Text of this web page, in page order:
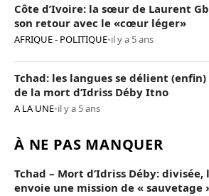
Côte d’Ivoire: la sœur de Laurent
son retour avec le «cœur léger»
AFRIQUE - POLITIQUE•il y a 5 ans
Tchad: les langues se délient
de la mort d’Idriss Déby Itno
A LA UNE•il y a 5 ans
À NE PAS MANQUER
Tchad – Mort d’Idriss Déby: divisée,
envoie une mission de « sauvetage